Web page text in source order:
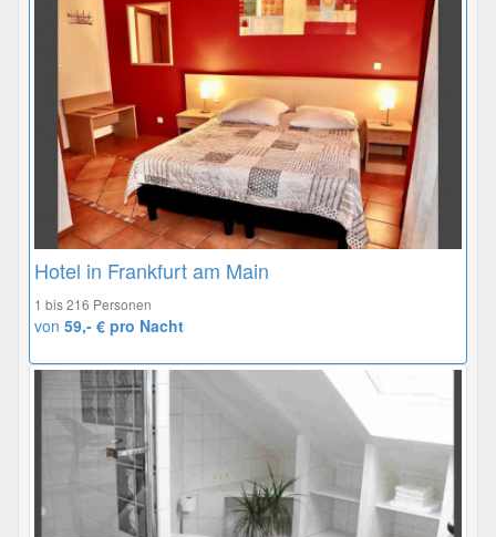
Hotel in Frankfurt am Main
1 bis 216 Personen
von 59,- € pro Nacht